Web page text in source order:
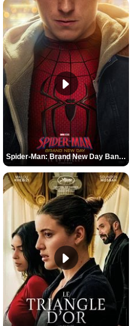
Spider-Man: Brand New Day Bande-annonce VO STFR